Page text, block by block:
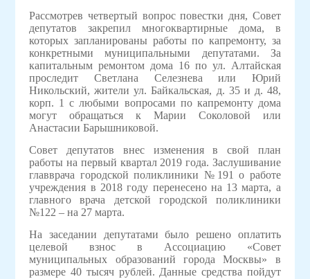
Рассмотрев четвертый вопрос повестки дня, Совет
депутатов закрепил многоквартирные дома, в
которых запланированы работы по капремонту, за
конкретными муниципальными депутатами. За
капитальным ремонтом дома 16 по ул. Алтайская
проследит Светлана Селезнева или Юрий
Никольский, жители ул. Байкальская, д. 35 и д. 48,
корп. 1 с любыми вопросами по капремонту дома
могут обращаться к Марии Соколовой или
Анастасии Барышниковой.
Совет депутатов внес изменения в свой план
работы на первый квартал 2019 года. Заслушивание
главврача городской поликлиники №191 о работе
учреждения в 2018 году перенесено на 13 марта, а
главного врача детской городской поликлиники
№122 – на 27 марта.
На заседании депутатами было решено оплатить
целевой взнос в Ассоциацию «Совет
муниципальных образований города Москвы» в
размере 40 тысяч рублей. Данные средства пойдут